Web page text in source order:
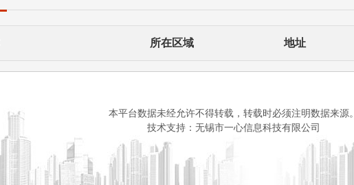
所在区域 地址
本平台数据未经允许不得转载，转载时必须注明数据来源。
技术支持：无锡市一心信息科技有限公司